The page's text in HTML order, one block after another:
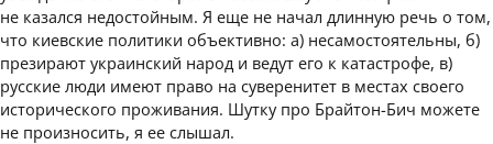
не казался недостойным. Я еще не начал длинную речь о том,
что киевские политики объективно: а) несамостоятельны, б)
презирают украинский народ и ведут его к катастрофе, в)
русские люди имеют право на суверенитет в местах своего
исторического проживания. Шутку про Брайтон-Бич можете
не произносить, я ее слышал.